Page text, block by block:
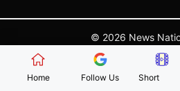
© 2026 News
| |Contact Us |
Home Follow Us
Short